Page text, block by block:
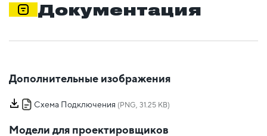
Документация
Дополнительные изображения
Схема Подключения (PNG, 31.25 KB)
Модели для проектировщиков